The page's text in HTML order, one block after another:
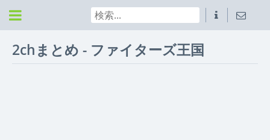
2chまとめ - ファイターズ王国